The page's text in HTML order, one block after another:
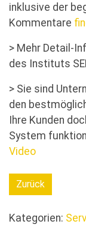
inklusive der
Kommentare
> Mehr Detail-
des Instituts
> Sie sind
den
Ihre Kunden
System
Video
Zurück
Kategorien: